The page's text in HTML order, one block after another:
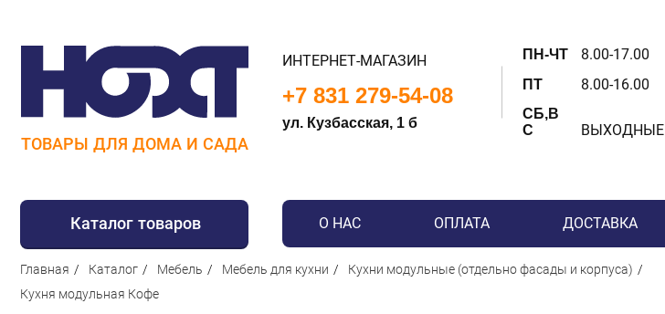
ТОВАРЫ ДЛЯ ДОМА И САДА
ИНТЕРНЕТ-МАГАЗИН
+7 831 279-54-08
ул. Кузбасская, 1 б
ПН-ЧТ 8.00-17.00
ПТ 8.00-16.00
СБ,В
С
ВЫХОДНЫЕ
Каталог товаров
Для дома
Для кухни
О НАС ОПЛАТА ДОСТАВКА
Главная Каталог Мебель Мебель для кухни
Кухни модульные (отдельно фасады и корпуса)
Кухня модульная Кофе